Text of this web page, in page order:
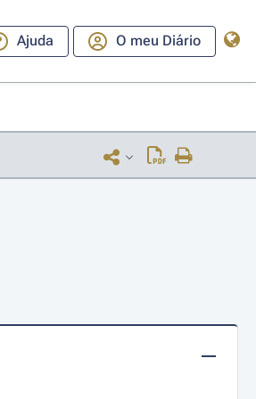
Ajuda O meu Diário